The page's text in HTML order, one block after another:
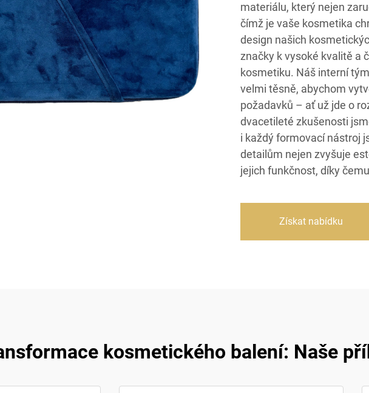
materiálu, který nejen
čímž je vaše kosmetika
design našich
značky k vysoké kvalitě a
kosmetiku. Náš interní
velmi těsně, abychom
požadavků – ať už jde o
dvacetileté zkušenosti
i každý formovací nástroj
detailům nejen zvyšuje
jejich funkčnost, díky
Získat nabídku
kosmetického balení: Naše